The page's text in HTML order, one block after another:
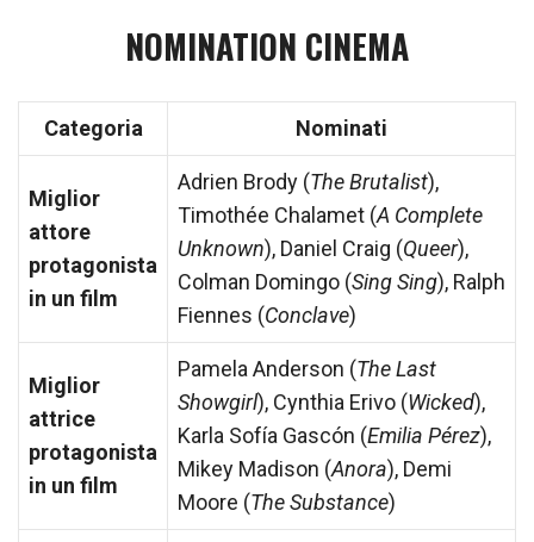
NOMINATION CINEMA
Categoria Nominati
Miglior
attore
protagonista
in un film
Adrien Brody (The Brutalist),
Timothée Chalamet (A Complete
Unknown), Daniel Craig (Queer),
Colman Domingo (Sing Sing), Ralph
Fiennes (Conclave)
Miglior
attrice
protagonista
in un film
Pamela Anderson (The Last
Showgirl), Cynthia Erivo (Wicked),
Karla Sofía Gascón (Emilia Pérez),
Mikey Madison (Anora), Demi
Moore (The Substance)